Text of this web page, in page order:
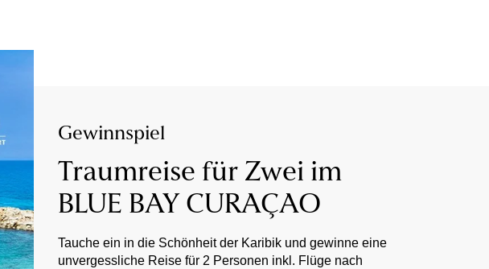
Gewinnspiel
Traumreise für Zwei im
BLUE BAY CURAÇAO
Tauche ein in die Schönheit der Karibik und gewinne eine
unvergessliche Reise für 2 Personen inkl. Flüge nach